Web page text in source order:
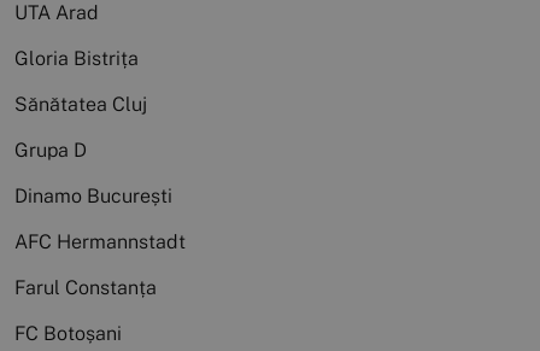
UTA Arad
Gloria Bistrița
Sănătatea Cluj
Grupa D
Dinamo București
AFC Hermannstadt
Farul Constanța
FC Botoșani